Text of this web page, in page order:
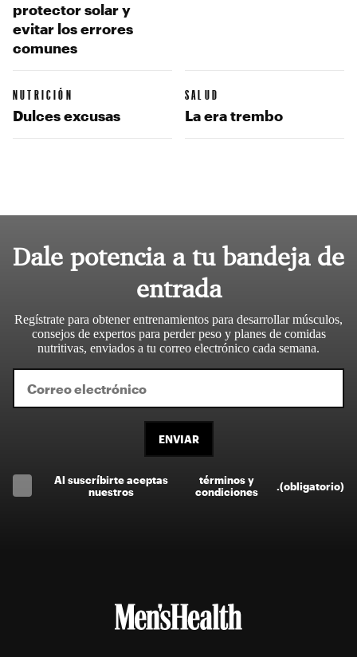
protector solar y
evitar los errores
comunes
NUTRICIÓN
Dulces excusas
SALUD
La era trembo
Dale potencia a tu bandeja de
entrada
Regístrate para obtener entrenamientos para desarrollar músculos,
consejos de expertos para perder peso y planes de comidas
nutritivas, enviados a tu correo electrónico cada semana.
ENVIAR
Al suscríbirte aceptas
nuestros
términos y
condiciones
(obligatorio)